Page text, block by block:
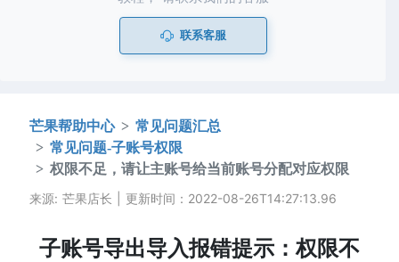
联系客服
芒果帮助中心
常见问题汇总
常见问题-子账号权限
权限不足，请让主账号给当前账号分配对应权限
来源: 芒果店长 | 更新时间：2022-08-26T14:27:13.96
子账号导出导入报错提示：权限不